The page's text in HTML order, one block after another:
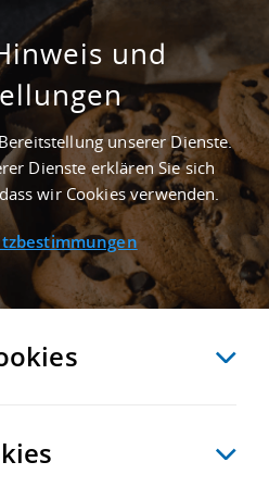
IN AMBERG NAHE
GVZ NÜRNBERG
Detailansicht
VERGLEICHEN EXPORT PDF
und
unserer Dienste.
Dienste erklären Sie sich
wir Cookies verwenden.